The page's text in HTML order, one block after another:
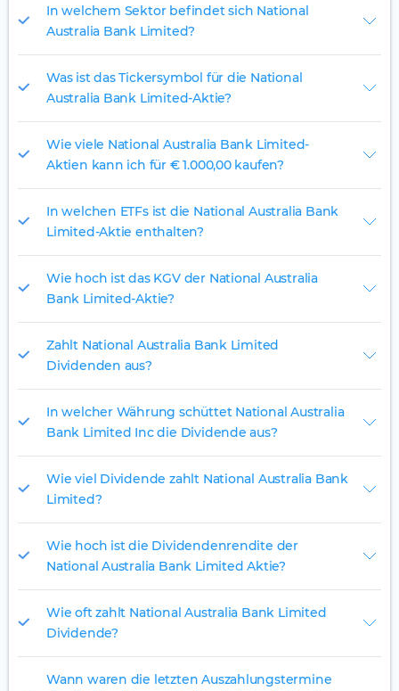
In welchem Sektor befindet sich National
Australia Bank Limited?
Was ist das Tickersymbol für die National
Australia Bank Limited-Aktie?
Wie viele National Australia Bank Limited-
Aktien kann ich für € 1.000,00 kaufen?
In welchen ETFs ist die National Australia Bank
Limited-Aktie enthalten?
Wie hoch ist das KGV der National Australia
Bank Limited-Aktie?
Zahlt National Australia Bank Limited
Dividenden aus?
In welcher Währung schüttet National Australia
Bank Limited Inc die Dividende aus?
Wie viel Dividende zahlt National Australia Bank
Limited?
Wie hoch ist die Dividendenrendite der
National Australia Bank Limited Aktie?
Wie oft zahlt National Australia Bank Limited
Dividende?
Wann waren die letzten Auszahlungstermine